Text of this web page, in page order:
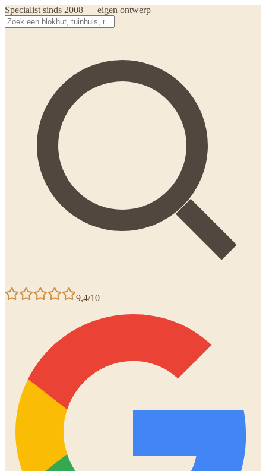
Specialist sinds 2008 — eigen ontwerp
9,4/10